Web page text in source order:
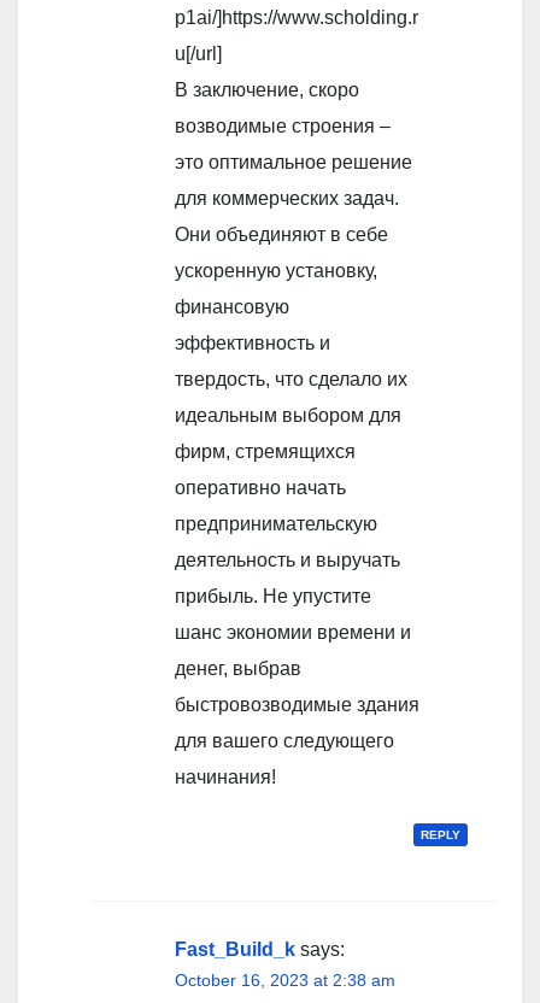
p1ai/]https://www.scholding.r
u[/url]
В заключение, скоро
возводимые строения –
это оптимальное решение
для коммерческих задач.
Они объединяют в себе
ускоренную установку,
финансовую
эффективность и
твердость, что сделало их
идеальным выбором для
фирм, стремящихся
оперативно начать
предпринимательскую
деятельность и выручать
прибыль. Не упустите
шанс экономии времени и
денег, выбрав
быстровозводимые здания
для вашего следующего
начинания!
REPLY
Fast_Build_k says:
October 16, 2023 at 2:38 am